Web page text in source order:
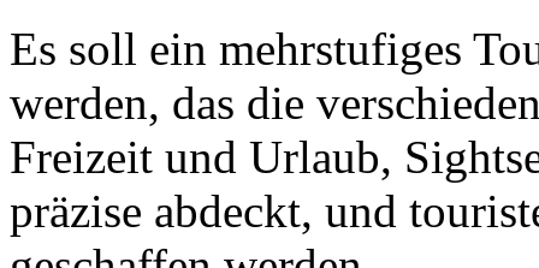
Es soll ein mehrstufiges
werden, das die
Freizeit und Urlaub,
präzise abdeckt, und